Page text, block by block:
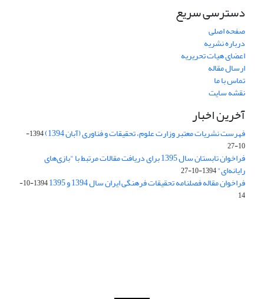
دسترسی سریع
صفحه اصلی
درباره نشریه
اعضای هیات تحریریه
ارسال مقاله
تماس با ما
نقشه سایت
آخرین اخبار
فهرست نشریات معتبر وزارت علوم، تحقیقات و فناوری (آبان 1394)
1394-
10-27
فراخوان تابستان سال 1395 برای دریافت مقالات مرتبط با "بازی‌های
رایانه‌ای"1394-10-27
فراخوان مقاله فصلنامه تحقیقات فرهنگی ایران سال 1394 و 1395
1394-10-
14